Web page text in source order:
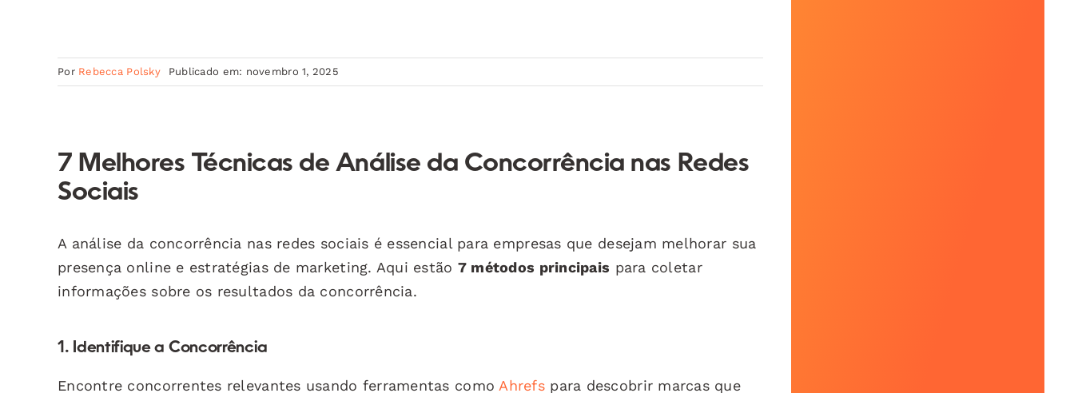
Por Rebecca Polsky Publicado em: novembro 1, 2025
7 Melhores Técnicas de Análise da Concorrência nas Redes
Sociais
A análise da concorrência nas redes sociais é essencial para empresas que desejam melhorar sua
presença online e estratégias de marketing. Aqui estão 7 métodos principais para coletar
informações sobre os resultados da concorrência.
1. Identifique a Concorrência
Encontre concorrentes relevantes usando ferramentas como Ahrefs para descobrir marcas que